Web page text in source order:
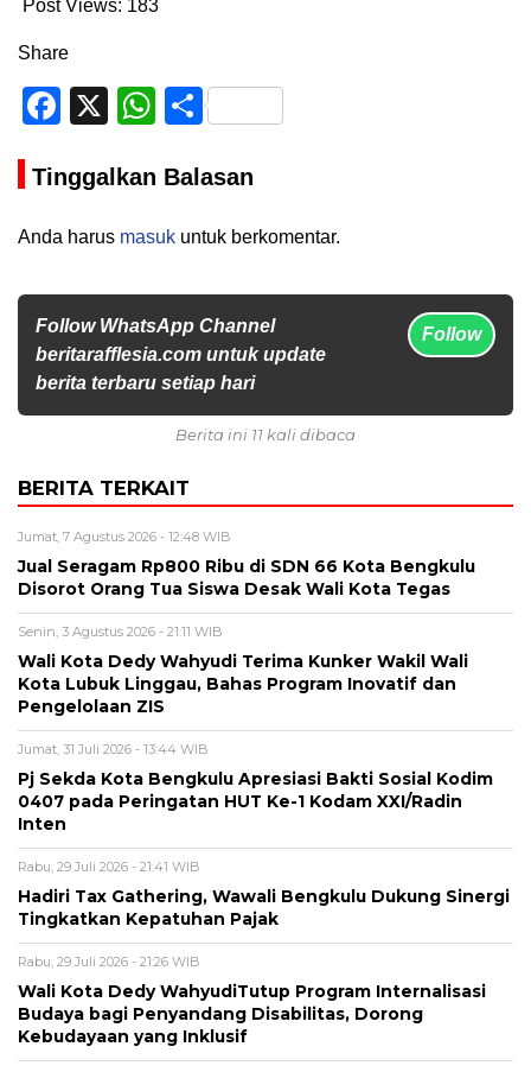
Post Views: 183
Share
Facebook
X WhatsApp
Share
Tinggalkan Balasan
Anda harus masuk untuk berkomentar.
Follow WhatsApp Channel
beritarafflesia.com untuk update
berita terbaru setiap hari
Follow
Berita ini 11 kali dibaca
BERITA TERKAIT
Jumat, 7 Agustus 2026 - 12:48 WIB
Jual Seragam Rp800 Ribu di SDN 66 Kota Bengkulu
Disorot Orang Tua Siswa Desak Wali Kota Tegas
Senin, 3 Agustus 2026 - 21:11 WIB
Wali Kota Dedy Wahyudi Terima Kunker Wakil Wali
Kota Lubuk Linggau, Bahas Program Inovatif dan
Pengelolaan ZIS
Jumat, 31 Juli 2026 - 13:44 WIB
Pj Sekda Kota Bengkulu Apresiasi Bakti Sosial Kodim
0407 pada Peringatan HUT Ke-1 Kodam XXI/Radin
Inten
Rabu, 29 Juli 2026 - 21:41 WIB
Hadiri Tax Gathering, Wawali Bengkulu Dukung Sinergi
Tingkatkan Kepatuhan Pajak
Rabu, 29 Juli 2026 - 21:26 WIB
Wali Kota Dedy WahyudiTutup Program Internalisasi
Budaya bagi Penyandang Disabilitas, Dorong
Kebudayaan yang Inklusif